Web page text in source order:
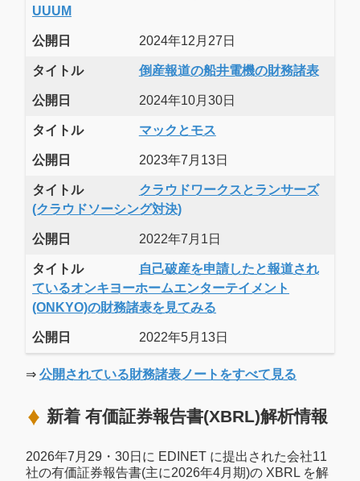
UUUM
公開日 2024年12月27日
タイトル 倒産報道の船井電機の財務諸表
公開日 2024年10月30日
タイトル マックとモス
公開日 2023年7月13日
タイトル
クラウドワークスとランサーズ
(クラウドソーシング対決)
公開日 2022年7月1日
タイトル
自己破産を申請したと報道され
ているオンキヨーホームエンターテイメント
(ONKYO)の財務諸表を見てみる
公開日 2022年5月13日
⇒ 公開されている財務諸表ノートをすべて見る
新着 有価証券報告書(XBRL)解析情報
2026年7月29・30日に EDINET に提出された会社11
社の有価証券報告書(主に2026年4月期)の XBRL を解